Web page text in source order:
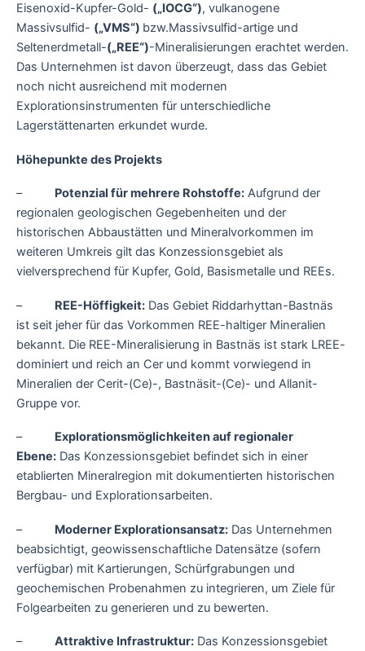
Eisenoxid-Kupfer-Gold- („IOCG“), vulkanogene
Massivsulfid- („VMS“) bzw.Massivsulfid-artige und
Seltenerdmetall-(„REE“)-Mineralisierungen erachtet werden.
Das Unternehmen ist davon überzeugt, dass das Gebiet
noch nicht ausreichend mit modernen
Explorationsinstrumenten für unterschiedliche
Lagerstättenarten erkundet wurde.
Höhepunkte des Projekts
– Potenzial für mehrere Rohstoffe: Aufgrund der
regionalen geologischen Gegebenheiten und der
historischen Abbaustätten und Mineralvorkommen im
weiteren Umkreis gilt das Konzessionsgebiet als
vielversprechend für Kupfer, Gold, Basismetalle und REEs.
– REE-Höffigkeit: Das Gebiet Riddarhyttan-Bastnäs
ist seit jeher für das Vorkommen REE-haltiger Mineralien
bekannt. Die REE-Mineralisierung in Bastnäs ist stark LREE-
dominiert und reich an Cer und kommt vorwiegend in
Mineralien der Cerit-(Ce)-, Bastnäsit-(Ce)- und Allanit-
Gruppe vor.
– Explorationsmöglichkeiten auf regionaler
Ebene: Das Konzessionsgebiet befindet sich in einer
etablierten Mineralregion mit dokumentierten historischen
Bergbau- und Explorationsarbeiten.
– Moderner Explorationsansatz: Das Unternehmen
beabsichtigt, geowissenschaftliche Datensätze (sofern
verfügbar) mit Kartierungen, Schürfgrabungen und
geochemischen Probenahmen zu integrieren, um Ziele für
Folgearbeiten zu generieren und zu bewerten.
– Attraktive Infrastruktur: Das Konzessionsgebiet